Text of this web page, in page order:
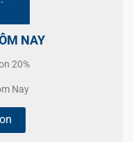
NAY
20%
Nay